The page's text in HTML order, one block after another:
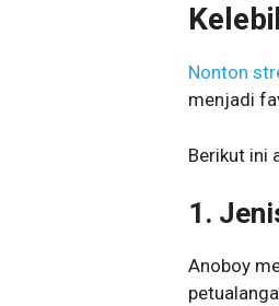
Nonton
menjadi
Berikut ini
1.
Anoboy